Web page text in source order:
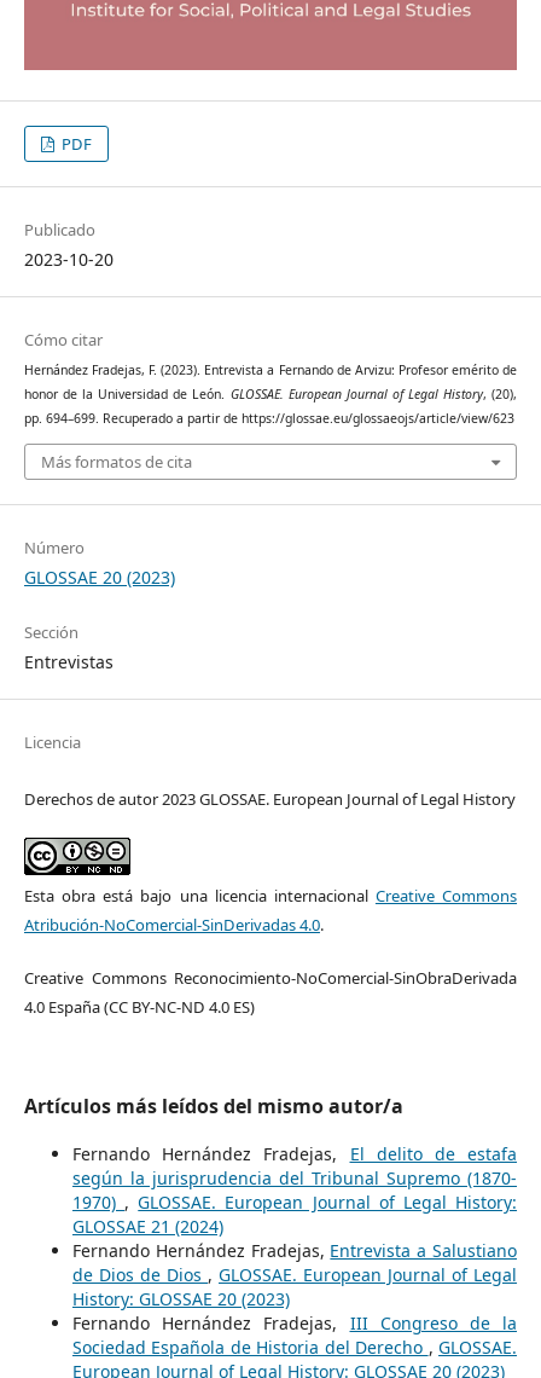
PDF
Publicado
2023-10-20
Cómo citar
Hernández Fradejas, F. (2023). Entrevista a Fernando de Arvizu: Profesor emérito de
honor de la Universidad de León. GLOSSAE. European Journal of Legal History, (20),
pp. 694–699. Recuperado a partir de https://glossae.eu/glossaeojs/article/view/623
Más formatos de cita
Número
GLOSSAE 20 (2023)
Sección
Entrevistas
Licencia
Derechos de autor 2023 GLOSSAE. European Journal of Legal History
Esta obra está bajo una licencia internacional Creative Commons
Atribución-NoComercial-SinDerivadas 4.0.
Creative Commons Reconocimiento-NoComercial-SinObraDerivada
4.0 España (CC BY-NC-ND 4.0 ES)
Artículos más leídos del mismo autor/a
Fernando Hernández Fradejas, El delito de estafa
según la jurisprudencia del Tribunal Supremo (1870-
1970) ,GLOSSAE. European Journal of Legal History:
GLOSSAE 21 (2024)
Fernando Hernández Fradejas, Entrevista a Salustiano
de Dios de Dios ,GLOSSAE. European Journal of Legal
History: GLOSSAE 20 (2023)
Fernando Hernández Fradejas, III Congreso de la
Sociedad Española de Historia del Derecho ,GLOSSAE.
European Journal of Legal History: GLOSSAE 20 (2023)